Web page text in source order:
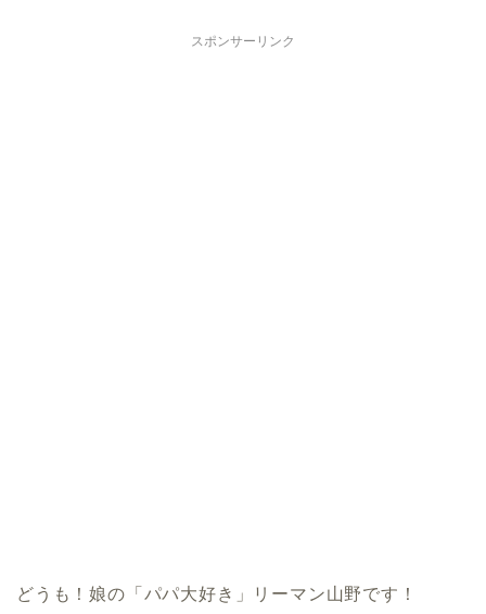
スポンサーリンク
どうも！娘の「パパ大好き」リーマン山野です！